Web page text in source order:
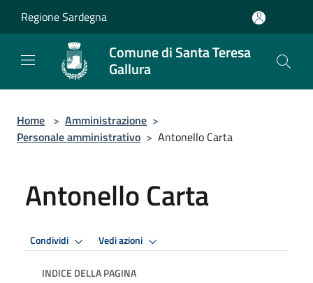
Regione Sardegna
Comune di Santa Teresa
Gallura
Home > Amministrazione >
Personale amministrativo > Antonello Carta
Antonello Carta
Condividi Vedi azioni
INDICE DELLA PAGINA